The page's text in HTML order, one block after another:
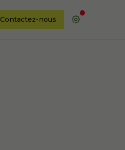
Contactez-nous